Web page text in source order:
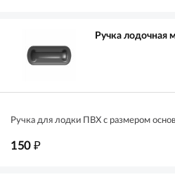
Ручка лодочная
Ручка для лодки ПВХ с размером
150 ₽